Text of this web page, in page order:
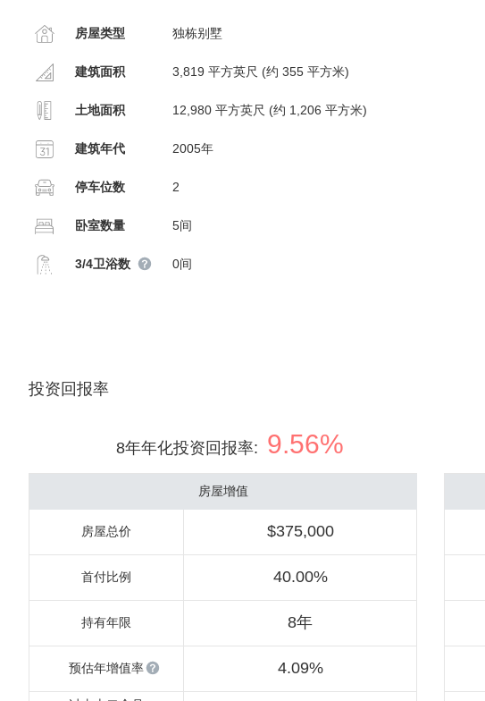
房屋类型 独栋别墅
建筑面积 3,819 平方英尺 (约 355 平方米)
土地面积 12,980 平方英尺 (约 1,206 平方米)
建筑年代 2005年
停车位数 2
卧室数量 5间
3/4卫浴数 0间
投资回报率
8年年化投资回报率: 9.56%
房屋增值
房屋总价 $375,000
首付比例 40.00%
持有年限 8年
预估年增值率 4.09%